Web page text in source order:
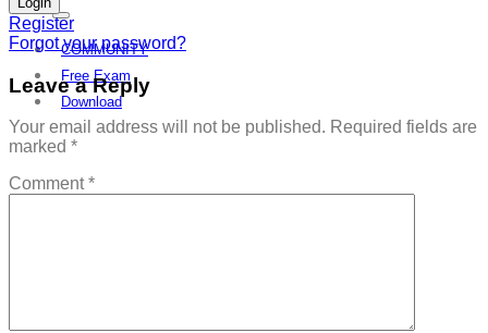
COMMUNITY
Free Exam
Download
Register
Forgot your password?
Leave a Reply
Your email address will not be published. Required fields are
marked *
Comment*